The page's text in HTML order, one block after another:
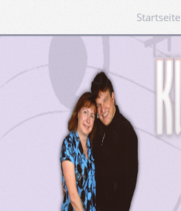
Startseite